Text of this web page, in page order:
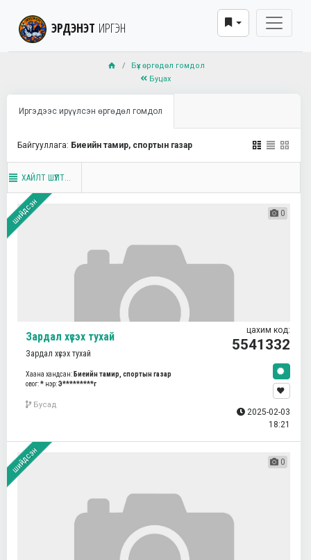
ЭРДЭНЭТ ИРГЭН
Бүх өргөдөл гомдол
Буцах
Иргэдээс ирүүлсэн өргөдөл гомдол
Байгууллага: Биеийн тамир, спортын газар
ХАЙЛТ ШҮҮЛТ...
шийдсэн 0
Зардал хүсэх тухай
Зардал хүсэх тухай
Хаана хандсан: Биеийн тамир, спортын газар
овог:* нэр:Э*********г
Бусад
цахим код:
5541332
2025-02-03
18:21
шийдсэн 0